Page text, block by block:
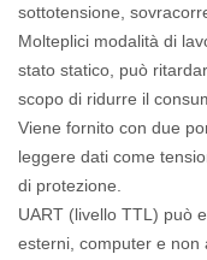
sottotensione,
Molteplici modalità di
stato statico, può
scopo di ridurre il
Viene fornito con due
leggere dati come
di protezione.
UART (livello TTL) può
esterni, computer e non